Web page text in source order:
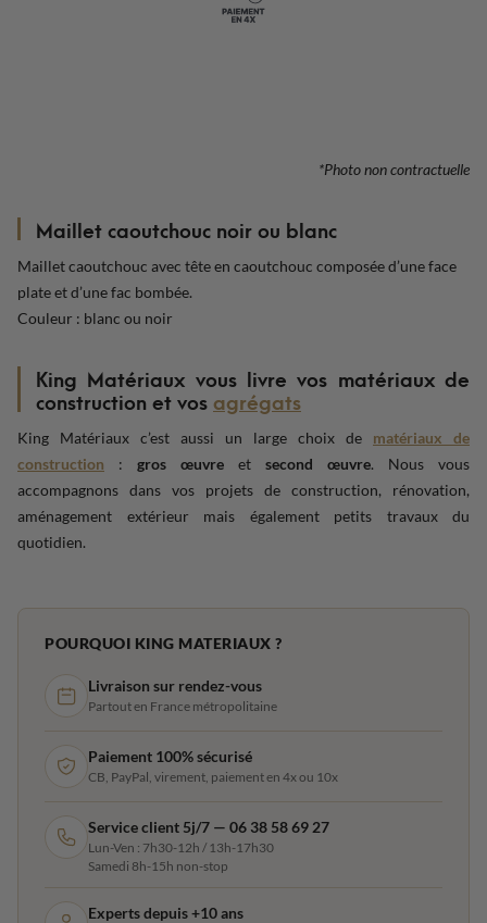
*Photo non contractuelle
Maillet caoutchouc noir ou blanc
Maillet caoutchouc avec tête en caoutchouc composée d’une face
plate et d’une fac bombée.
Couleur : blanc ou noir
King Matériaux vous livre vos matériaux de
construction et vos agrégats
King Matériaux c’est aussi un large choix de matériaux de
construction : gros œuvre et second œuvre. Nous vous
accompagnons dans vos projets de construction, rénovation,
aménagement extérieur mais également petits travaux du
quotidien.
POURQUOI KING MATERIAUX ?
Livraison sur rendez-vous
Partout en France métropolitaine
Paiement 100% sécurisé
CB, PayPal, virement, paiement en 4x ou 10x
Service client 5j/7 — 06 38 58 69 27
Lun-Ven : 7h30-12h / 13h-17h30
Samedi 8h-15h non-stop
Experts depuis +10 ans